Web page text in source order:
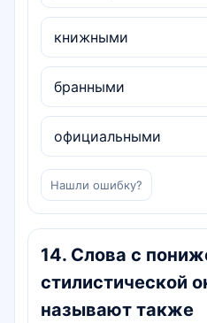
книжными
бранными
официальными
Нашли ошибку?
14. Слова с
стилистической
называют также